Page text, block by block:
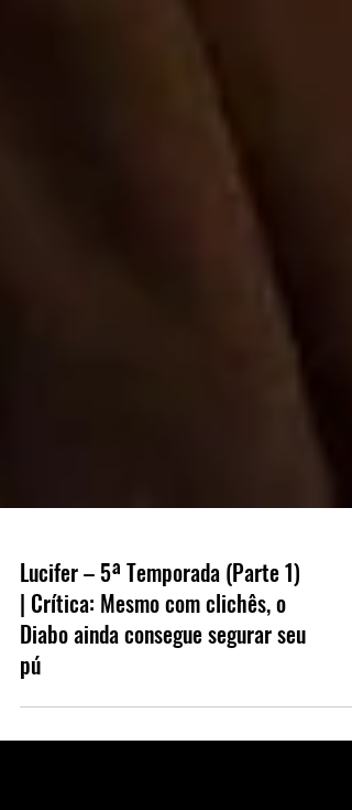
Lucifer – 5ª Temporada (Parte 1)
| Crítica: Mesmo com clichês, o
Diabo ainda consegue segurar seu
pú